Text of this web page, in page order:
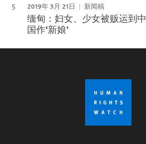
2019年 3月 21日 新闻稿
缅甸：妇女、少女被贩运到中
国作‘新娘’